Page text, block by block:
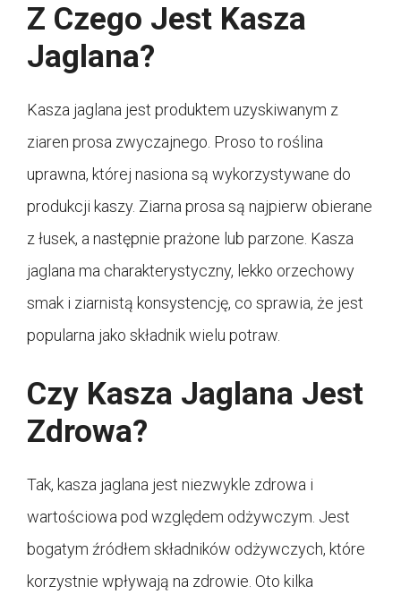
Z Czego Jest Kasza
Jaglana?
Kasza jaglana jest produktem uzyskiwanym z
ziaren prosa zwyczajnego. Proso to roślina
uprawna, której nasiona są wykorzystywane do
produkcji kaszy. Ziarna prosa są najpierw obierane
z łusek, a następnie prażone lub parzone. Kasza
jaglana ma charakterystyczny, lekko orzechowy
smak i ziarnistą konsystencję, co sprawia, że jest
popularna jako składnik wielu potraw.
Czy Kasza Jaglana Jest
Zdrowa?
Tak, kasza jaglana jest niezwykle zdrowa i
wartościowa pod względem odżywczym. Jest
bogatym źródłem składników odżywczych, które
korzystnie wpływają na zdrowie. Oto kilka